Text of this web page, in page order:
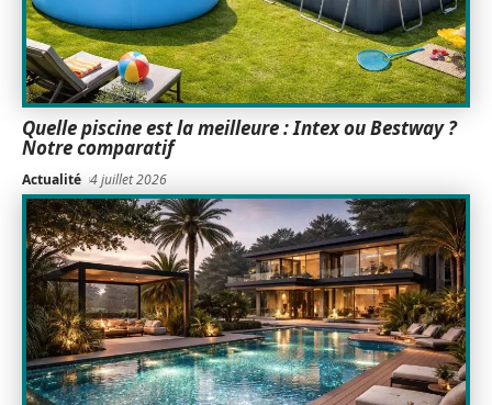
Quelle piscine est la meilleure : Intex ou Bestway ?
Notre comparatif
Actualité 4 juillet 2026